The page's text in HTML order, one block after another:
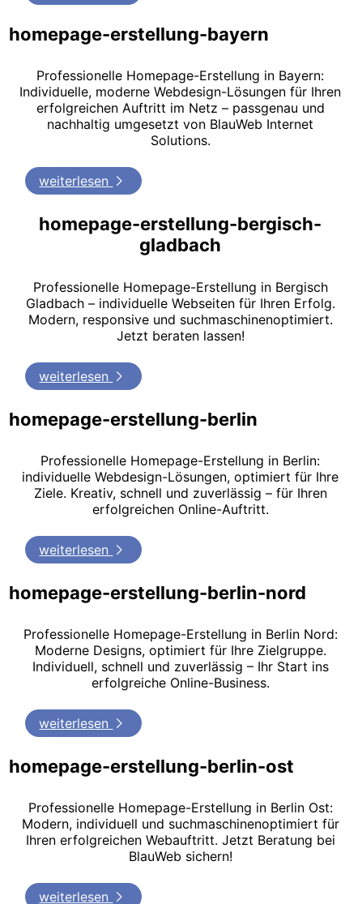
homepage-erstellung-bayern
Professionelle Homepage-Erstellung in Bayern:
Individuelle, moderne Webdesign-Lösungen für Ihren
erfolgreichen Auftritt im Netz – passgenau und
nachhaltig umgesetzt von BlauWeb Internet
Solutions.
weiterlesen
homepage-erstellung-bergisch-
gladbach
Professionelle Homepage-Erstellung in Bergisch
Gladbach – individuelle Webseiten für Ihren Erfolg.
Modern, responsive und suchmaschinenoptimiert.
Jetzt beraten lassen!
weiterlesen
homepage-erstellung-berlin
Professionelle Homepage-Erstellung in Berlin:
individuelle Webdesign-Lösungen, optimiert für Ihre
Ziele. Kreativ, schnell und zuverlässig – für Ihren
erfolgreichen Online-Auftritt.
weiterlesen
homepage-erstellung-berlin-nord
Professionelle Homepage-Erstellung in Berlin Nord:
Moderne Designs, optimiert für Ihre Zielgruppe.
Individuell, schnell und zuverlässig – Ihr Start ins
erfolgreiche Online-Business.
weiterlesen
homepage-erstellung-berlin-ost
Professionelle Homepage-Erstellung in Berlin Ost:
Modern, individuell und suchmaschinenoptimiert für
Ihren erfolgreichen Webauftritt. Jetzt Beratung bei
BlauWeb sichern!
weiterlesen